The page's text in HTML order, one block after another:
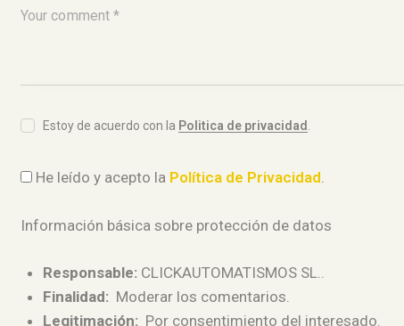
Estoy de acuerdo con la Politica de privacidad
He leído y acepto la Política de Privacidad
Información básica sobre protección de datos
Responsable: CLICKAUTOMATISMOS SL..
Finalidad: Moderar los comentarios.
Legitimación: Por consentimiento del interesado.